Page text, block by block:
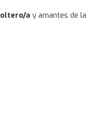
a y amantes de la